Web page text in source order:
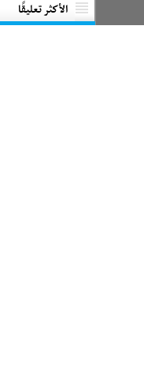
الأكثر تعليقًا